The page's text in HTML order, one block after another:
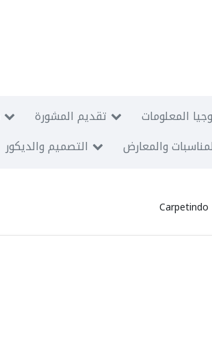
تقديم المشورة
المعلومات
التصميم والديكور والمعارض